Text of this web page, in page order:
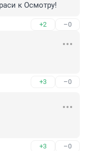
к Осмотру!
+2 –0
+3 –0
+3 –0